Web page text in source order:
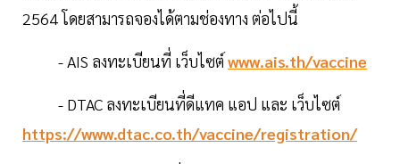
2564 โดยสามารถจองได้ตามช่องทาง ต่อไปนี้
- AIS ลงทะเบียนที่ เว็บไซต์ www.ais.th/vaccine
- DTAC ลงทะเบียนที่ดีแทค แอป และ เว็บไซต์
https://www.dtac.co.th/vaccine/registration/